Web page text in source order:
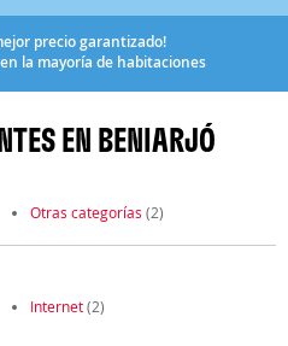
precio garantizado!
en la mayoría de habitaciones
EN BENIARJÓ
Otras categorías (2)
Internet(2)